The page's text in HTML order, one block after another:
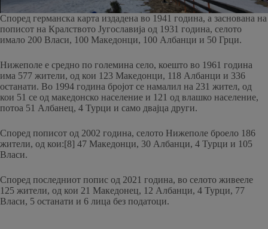
Според германска карта издадена во 1941 година, а заснована на
пописот на Кралството Југославија од 1931 година, селото
имало 200 Власи, 100 Македонци, 100 Албанци и 50 Грци.
Нижеполе е средно по големина село, коешто во 1961 година
има 577 жители, од кои 123 Македонци, 118 Албанци и 336
останати. Во 1994 година бројот се намалил на 231 жител, од
кои 51 се од македонско население и 121 од влашко население,
потоа 51 Албанец, 4 Турци и само двајца други.
Според пописот од 2002 година, селото Нижеполе броело 186
жители, од кои:[8] 47 Македонци, 30 Албанци, 4 Турци и 105
Власи.
Според последниот попис од 2021 година, во селото живееле
125 жители, од кои 21 Македонец, 12 Албанци, 4 Турци, 77
Власи, 5 останати и 6 лица без податоци.